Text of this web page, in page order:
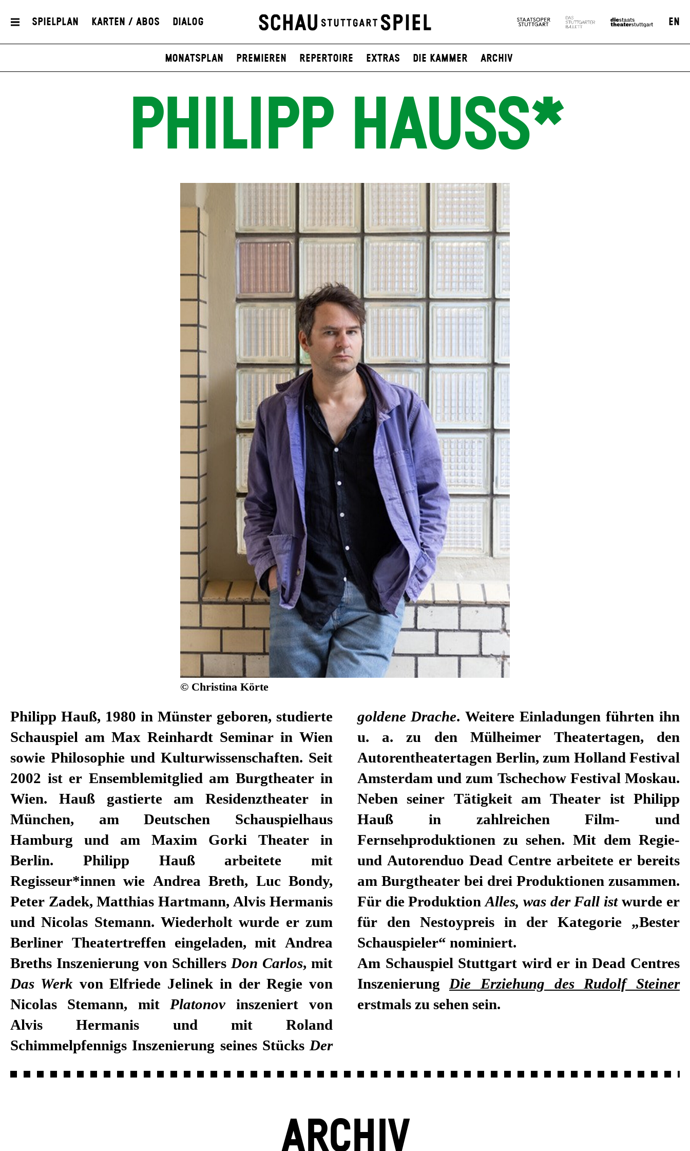
Spielplan Karten / Abos Dialog EN
Monatsplan Premieren Repertoire Extras Die Kammer Archiv
PHILIPP HAUSS*
© Christina Körte
Philipp Hauß, 1980 in Münster geboren, studierte
Schauspiel am Max Reinhardt Seminar in Wien
sowie Philosophie und Kulturwissenschaften. Seit
2002 ist er Ensemblemitglied am Burgtheater in
Wien. Hauß gastierte am Residenztheater in
München, am Deutschen Schauspielhaus
Hamburg und am Maxim Gorki Theater in
Berlin. Philipp Hauß arbeitete mit
Regisseur*innen wie Andrea Breth, Luc Bondy,
Peter Zadek, Matthias Hartmann, Alvis Hermanis
und Nicolas Stemann. Wiederholt wurde er zum
Berliner Theatertreffen eingeladen, mit Andrea
Breths Inszenierung von Schillers Don Carlos, mit
Das Werk von Elfriede Jelinek in der Regie von
Nicolas Stemann, mit Platonov inszeniert von
Alvis Hermanis und mit Roland
Schimmelpfennigs Inszenierung seines Stücks Der
goldene Drache. Weitere Einladungen führten ihn
u. a. zu den Mülheimer Theatertagen, den
Autorentheatertagen Berlin, zum Holland Festival
Amsterdam und zum Tschechow Festival Moskau.
Neben seiner Tätigkeit am Theater ist Philipp
Hauß in zahlreichen Film- und
Fernsehproduktionen zu sehen. Mit dem Regie-
und Autorenduo Dead Centre arbeitete er bereits
am Burgtheater bei drei Produktionen zusammen.
Für die ProduktionAlles, was der Fall ist wurde er
für den Nestoypreis in der Kategorie „Bester
Schauspieler“ nominiert.
Am Schauspiel Stuttgart wird er in Dead Centres
Inszenierung Die Erziehung des Rudolf Steiner
erstmals zu sehen sein.
ARCHIV